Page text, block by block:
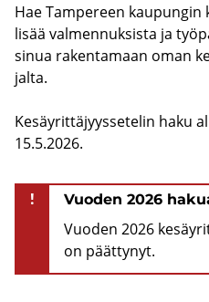
Hae Tam­pe­reen
lisää val­men­nuk­sis­ta ja
sinua ra­ken­ta­maan oman
jal­ta.
Ke­säy­rit­tä­jyys­se­te­lin haku
15.5.2026.
! Vuoden 2026
Vuoden 2026
on päättynyt.